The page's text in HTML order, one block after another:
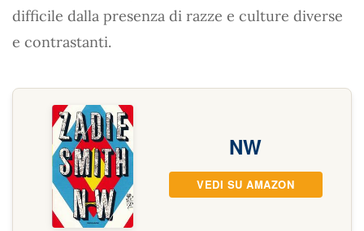
difficile dalla presenza di razze e culture diverse
e contrastanti.
NW
VEDI SU AMAZON